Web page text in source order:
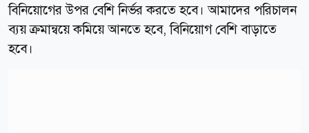
বিনিয়োগের উপর বেশি নির্ভর করতে হবে। আমাদের পরিচালন
ব্যয় ক্রমান্বয়ে কমিয়ে আনতে হবে, বিনিয়োগ বেশি বাড়াতে
হবে।